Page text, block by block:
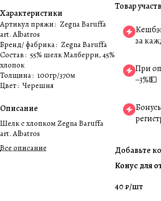
Характеристики
Артикул пряжи: Zegna Baruffa
art. Albatros
Бренд/ фабрика: Zegna Baruffa
Состав: 55% шелк Малберри, 45%
хлопок
Толщина: 100гр/370м
Цвет: Черешня
Описание
Шелк с хлопком Zegna Baruffa
art. Albatros
Все описание
Товар
за
При
−3%💵
Добавьте
Конус для
40 ₽/шт